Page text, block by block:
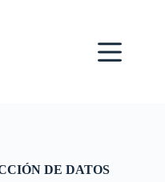
DE DATOS